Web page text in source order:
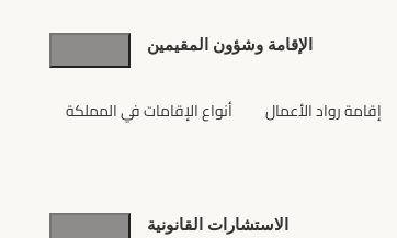
الإقامة وشؤون المقيمين
إقامة رواد الأعمال أنواع الإقامات في المملكة
الاستشارات القانونية